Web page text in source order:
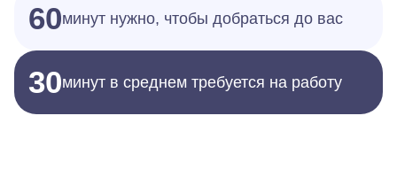
60минут нужно, чтобы добраться до вас
30минут в среднем требуется на работу